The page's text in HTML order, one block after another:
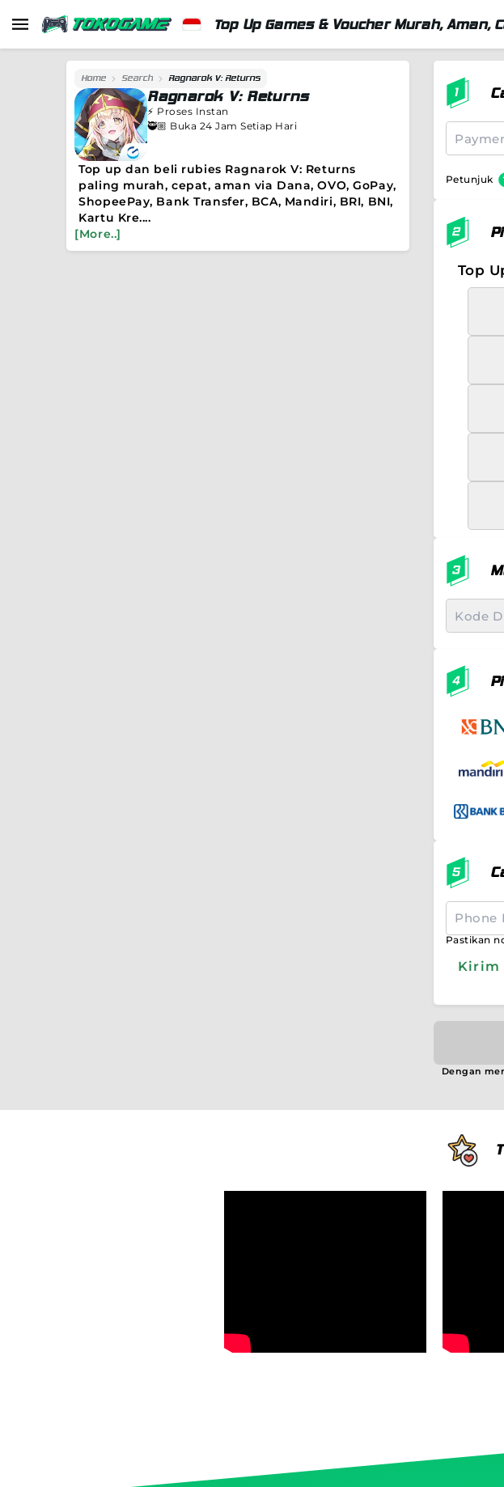
Top Up Games & Voucher Murah, Aman,
Home Search Ragnarok V: Returns
Ragnarok V: Returns
⚡️ Proses Instan
🥷🏼 Buka 24 Jam Setiap Hari
Top up dan beli rubies Ragnarok V: Returns
paling murah, cepat, aman via Dana, OVO, GoPay,
ShopeePay, Bank Transfer, BCA, Mandiri, BRI, BNI,
Kartu Kre....
[More..]
Petunjuk
Top
Pastikan
Kirim
Dengan